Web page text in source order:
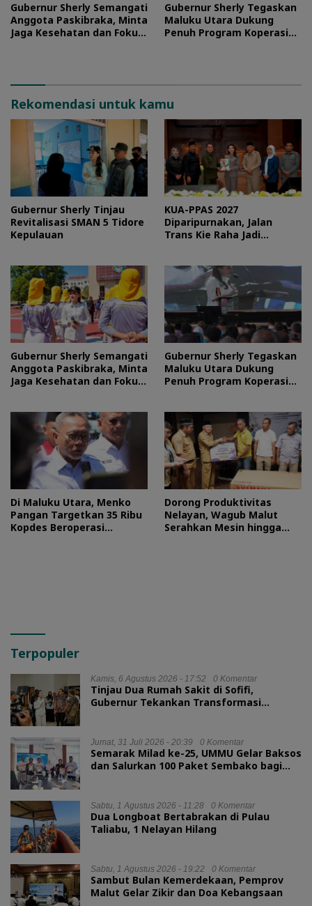
Gubernur Sherly Semangati
Anggota Paskibraka, Minta
Jaga Kesehatan dan Fokus
Gubernur Sherly Tegaskan
Maluku Utara Dukung
Penuh Program Koperasi
Rekomendasi untuk kamu
Gubernur Sherly Tinjau
Revitalisasi SMAN 5 Tidore
Kepulauan
KUA-PPAS 2027
Diparipurnakan, Jalan
Trans Kie Raha Jadi
Gubernur Sherly Semangati
Anggota Paskibraka, Minta
Jaga Kesehatan dan Fokus
Gubernur Sherly Tegaskan
Maluku Utara Dukung
Penuh Program Koperasi
Di Maluku Utara, Menko
Pangan Targetkan 35 Ribu
Kopdes Beroperasi
Dorong Produktivitas
Nelayan, Wagub Malut
Serahkan Mesin hingga
Terpopuler
Kamis, 6 Agustus 2026 - 17:52 0 Komentar
Tinjau Dua Rumah Sakit di Sofifi,
Gubernur Tekankan Transformasi
Jumat, 31 Juli 2026 - 20:39 0 Komentar
Semarak Milad ke-25, UMMU Gelar Baksos
dan Salurkan 100 Paket Sembako bagi
Sabtu, 1 Agustus 2026 - 11:28 0 Komentar
Dua Longboat Bertabrakan di Pulau
Taliabu, 1 Nelayan Hilang
Sabtu, 1 Agustus 2026 - 19:22 0 Komentar
Sambut Bulan Kemerdekaan, Pemprov
Malut Gelar Zikir dan Doa Kebangsaan